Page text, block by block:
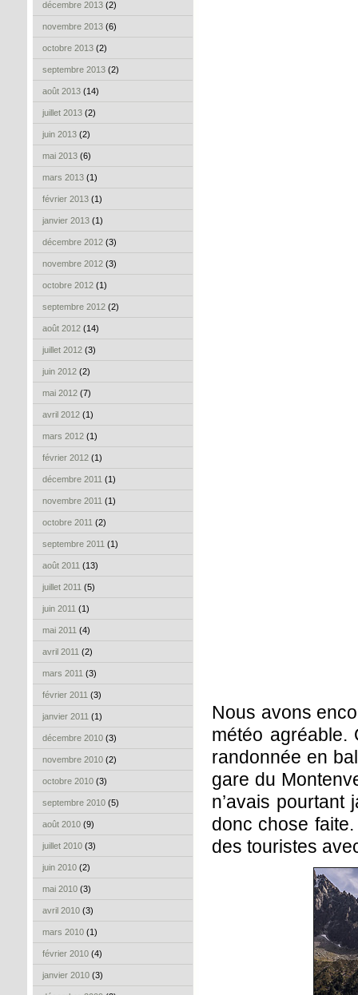
décembre 2013 (2)
novembre 2013 (6)
octobre 2013 (2)
septembre 2013 (2)
août 2013 (14)
juillet 2013 (2)
juin 2013 (2)
mai 2013 (6)
mars 2013 (1)
février 2013 (1)
janvier 2013 (1)
décembre 2012 (3)
novembre 2012 (3)
octobre 2012 (1)
septembre 2012 (2)
août 2012 (14)
juillet 2012 (3)
juin 2012 (2)
mai 2012 (7)
avril 2012 (1)
mars 2012 (1)
février 2012 (1)
décembre 2011 (1)
novembre 2011 (1)
octobre 2011 (2)
septembre 2011 (1)
août 2011 (13)
juillet 2011 (5)
juin 2011 (1)
mai 2011 (4)
avril 2011 (2)
mars 2011 (3)
février 2011 (3)
janvier 2011 (1)
décembre 2010 (3)
novembre 2010 (2)
octobre 2010 (3)
septembre 2010 (5)
août 2010 (9)
juillet 2010 (3)
juin 2010 (2)
mai 2010 (3)
avril 2010 (3)
mars 2010 (1)
février 2010 (4)
janvier 2010 (3)
Nous avons
météo
randonnée en
gare du
n’avais pourtant
donc chose
des touristes